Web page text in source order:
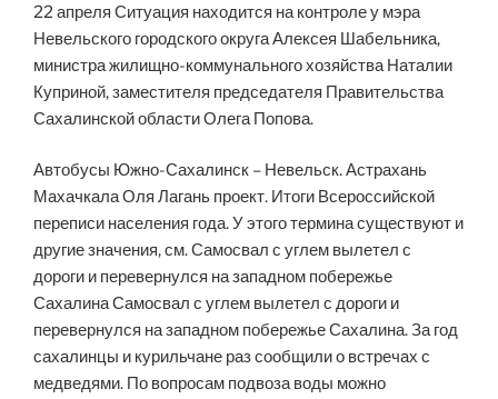
22 апреля Ситуация находится на контроле у мэра
Невельского городского округа Алексея Шабельника,
министра жилищно-коммунального хозяйства Наталии
Куприной, заместителя председателя Правительства
Сахалинской области Олега Попова.
Автобусы Южно-Сахалинск – Невельск. Астрахань
Махачкала Оля Лагань проект. Итоги Всероссийской
переписи населения года. У этого термина существуют и
другие значения, см. Самосвал с углем вылетел с
дороги и перевернулся на западном побережье
Сахалина Самосвал с углем вылетел с дороги и
перевернулся на западном побережье Сахалина. За год
сахалинцы и курильчане раз сообщили о встречах с
медведями. По вопросам подвоза воды можно